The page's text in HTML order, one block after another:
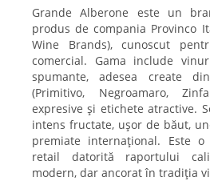
Grande Alberone este un
produs de compania Provinco
Wine Brands), cunoscut
comercial. Gama include
spumante, adesea create
(Primitivo, Negroamaro,
expresive și etichete atractive.
intens fructate, ușor de băut,
premiate internațional. Este
retail datorită raportului
modern, dar ancorat în tradiția